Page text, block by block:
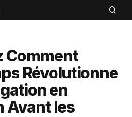
Comment
Révolutionne
en
Avant les